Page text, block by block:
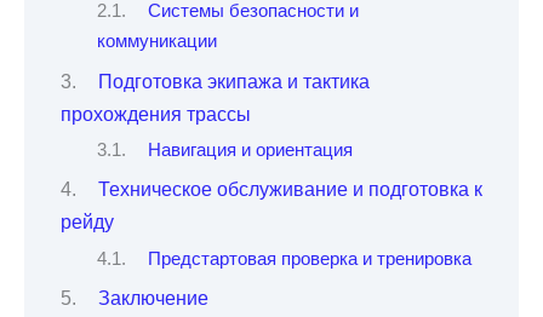
Системы безопасности и
коммуникации
Подготовка экипажа и тактика
прохождения трассы
Навигация и ориентация
Техническое обслуживание и подготовка к
рейду
Предстартовая проверка и тренировка
Заключение